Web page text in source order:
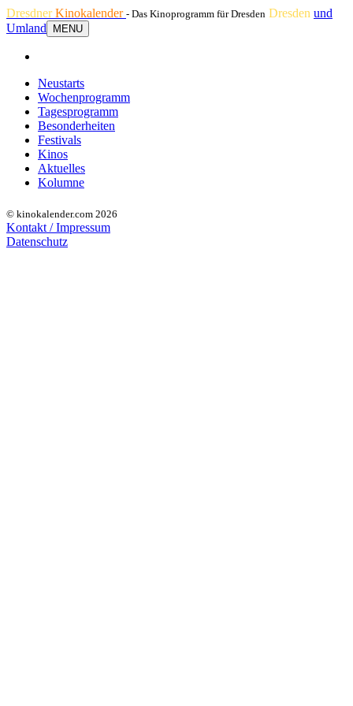
DresdnerKinokalender - Das Kinoprogramm für Dresden Dresden und
Umland
MENU
Neustarts
Wochenprogramm
Tagesprogramm
Besonderheiten
Festivals
Kinos
Aktuelles
Kolumne
© kinokalender.com 2026
Kontakt / Impressum
Datenschutz